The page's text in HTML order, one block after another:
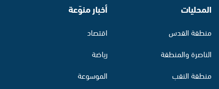
المحليات
منطقة القدس
الناصرة والمنطقة
منطقة النقب
أخبار منوّعة
اقتصاد
رياضة
الموسوعة